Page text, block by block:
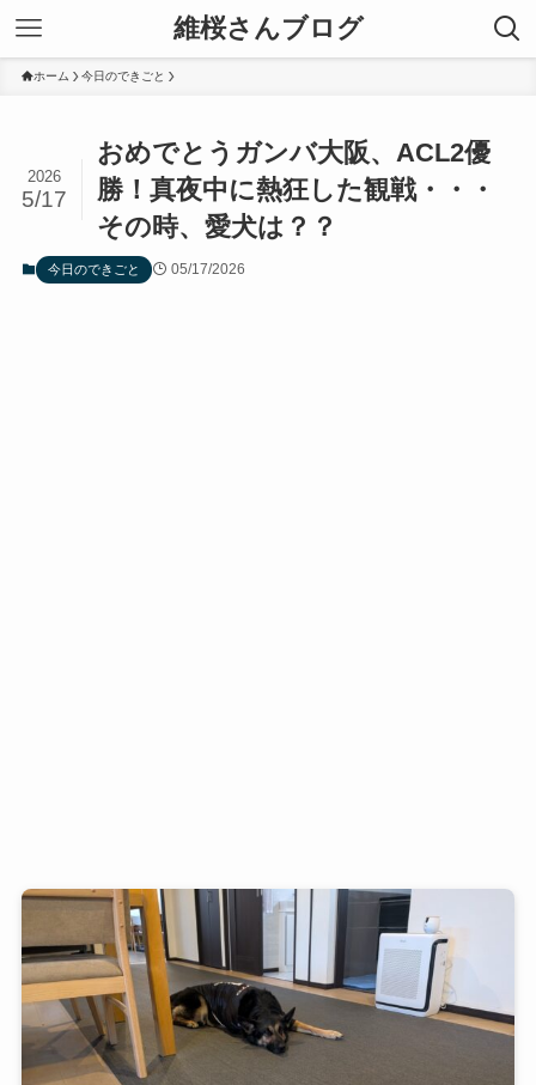
維桜さんブログ
ホーム 今日のできごと
おめでとうガンバ大阪、ACL2優
勝！真夜中に熱狂した観戦・・・
その時、愛犬は？？
2026
5/17
今日のできごと 05/17/2026